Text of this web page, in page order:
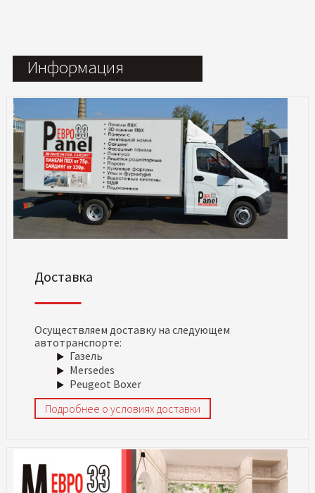
Информация
Доставка
Осуществляем доставку на следующем
автотранспорте:
Газель
Mersedes
Peugeot Boxer
Подробнее о условиях доставки